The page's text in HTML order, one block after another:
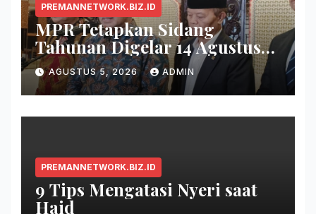
PREMANNETWORK.BIZ.ID
MPR Tetapkan Sidang
Tahunan Digelar 14 Agustus
2026
AGUSTUS 5, 2026 ADMIN
PREMANNETWORK.BIZ.ID
9 Tips Mengatasi Nyeri saat
Haid